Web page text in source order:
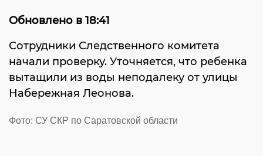
Обновлено в 18:41
Сотрудники Следственного комитета
начали проверку. Уточняется, что ребенка
вытащили из воды неподалеку от улицы
Набережная Леонова.
Фото: СУ СКР по Саратовской области